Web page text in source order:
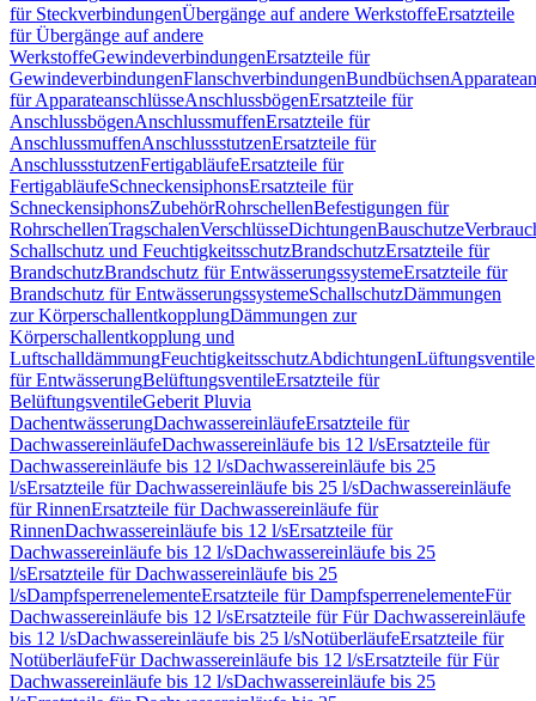
für SteckverbindungenÜbergänge auf andere WerkstoffeErsatzteile
für Übergänge auf andere
WerkstoffeGewindeverbindungenErsatzteile für
GewindeverbindungenFlanschverbindungenBundbüchsen
für ApparateanschlüsseAnschlussbögenErsatzteile für
AnschlussbögenAnschlussmuffenErsatzteile für
AnschlussmuffenAnschlussstutzenErsatzteile für
AnschlussstutzenFertigabläufeErsatzteile für
FertigabläufeSchneckensiphonsErsatzteile für
SchneckensiphonsZubehörRohrschellenBefestigungen für
RohrschellenTragschalenVerschlüsseDichtungenBauschutze
Schallschutz und FeuchtigkeitsschutzBrandschutzErsatzteile für
BrandschutzBrandschutz für EntwässerungssystemeErsatzteile für
Brandschutz für EntwässerungssystemeSchallschutzDämmungen
zur KörperschallentkopplungDämmungen zur
Körperschallentkopplung und
LuftschalldämmungFeuchtigkeitsschutzAbdichtungenLüftungsventile
für EntwässerungBelüftungsventileErsatzteile für
BelüftungsventileGeberit Pluvia
DachentwässerungDachwassereinläufeErsatzteile für
DachwassereinläufeDachwassereinläufe bis 12 l/sErsatzteile für
Dachwassereinläufe bis 12 l/sDachwassereinläufe bis 25
l/sErsatzteile für Dachwassereinläufe bis 25 l/sDachwassereinläufe
für RinnenErsatzteile für Dachwassereinläufe für
RinnenDachwassereinläufe bis 12 l/sErsatzteile für
Dachwassereinläufe bis 12 l/sDachwassereinläufe bis 25
l/sErsatzteile für Dachwassereinläufe bis 25
l/sDampfsperrenelementeErsatzteile für DampfsperrenelementeFür
Dachwassereinläufe bis 12 l/sErsatzteile für Für Dachwassereinläufe
bis 12 l/sDachwassereinläufe bis 25 l/sNotüberläufeErsatzteile für
NotüberläufeFür Dachwassereinläufe bis 12 l/sErsatzteile für Für
Dachwassereinläufe bis 12 l/sDachwassereinläufe bis 25